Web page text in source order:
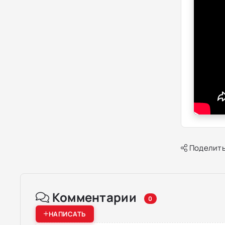
Комментарии 0
НАПИСАТЬ